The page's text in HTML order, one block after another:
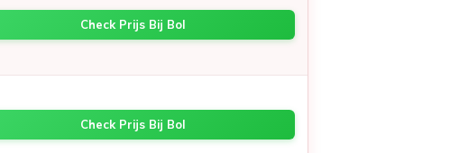
Check Prijs Bij Bol
Check Prijs Bij Bol